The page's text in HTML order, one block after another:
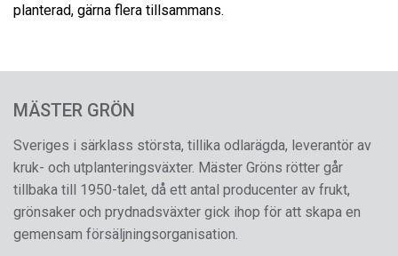
planterad, gärna flera tillsammans.
MÄSTER GRÖN
Sveriges i särklass största, tillika odlarägda, leverantör av
kruk- och utplanteringsväxter. Mäster Gröns rötter går
tillbaka till 1950-talet, då ett antal producenter av frukt,
grönsaker och prydnadsväxter gick ihop för att skapa en
gemensam försäljningsorganisation.